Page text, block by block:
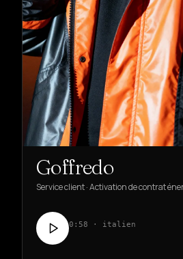
Goffredo
Service client · Activation de contrat
0:58 · italien